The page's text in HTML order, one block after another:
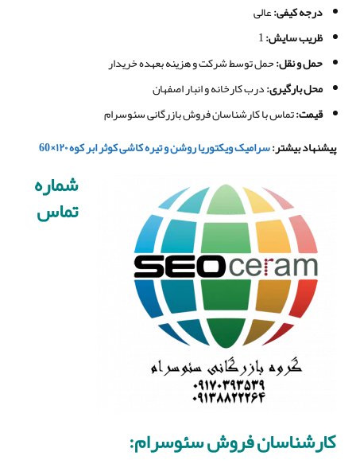
درجه کیفی:عالی
ظریب سایش:
حمل و نقل:حمل توسط شرکت و هزینه بعهده خریدار
محل بارگیری:درب کارخانه و انبار اصفهان
قیمت:تماس با کارشناسان فروش بازرگانی سئوسرام
پیشنهاد بیشتر:سرامیک ویکتوریا روشن و تیره کاشی کوثر ابر کوه ۱۲۰ ×
60
شماره
تماس
کارشناسان فروش سئوسرام: